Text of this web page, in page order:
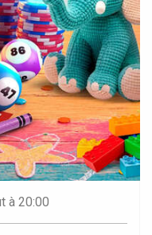
à 20:00